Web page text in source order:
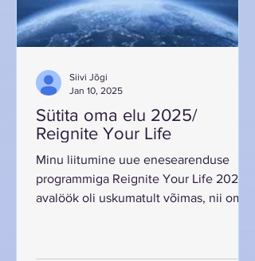
Sütita oma elu 2025/
Reignite Your Life
Minu liitumine uue enesearenduse
programmiga Reignite Your Life 2025
avalöök oli uskumatult võimas, nii oma
Siivi Jõgi
Jan 10, 2025